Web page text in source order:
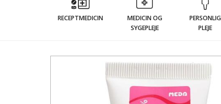
RECEPTMEDICIN
MEDICIN OG
SYGEPLEJE
PERSONLIG
PLEJE